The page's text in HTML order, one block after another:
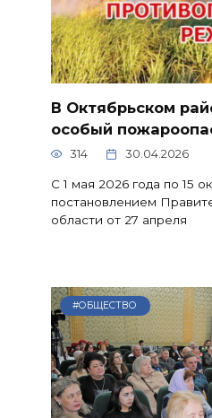
В Октябрьском
особый
314 30.04.2026
С 1 мая 2026 года по 15
постановлением
области от 27 апреля
#ОБЩЕСТВО